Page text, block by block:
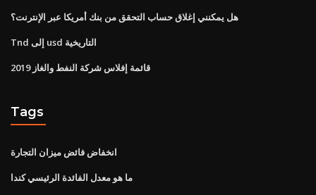
هل يمكنني إغلاق حساب التحقق من بنك أمريكا عبر الإنترنت؟
Tnd إلى usd التاريخية
قائمة إفلاس شركة النفط والغاز 2019
Tags
انخفاض فائض ميزان التجارة
ما هو معدل الفائدة الرئيسي كندا